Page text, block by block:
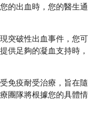
的出血時，您的醫生通
突破性出血事件，您可
供足夠的凝血支持時，
免疫耐受治療，旨在隨
團隊將根據您的具體情